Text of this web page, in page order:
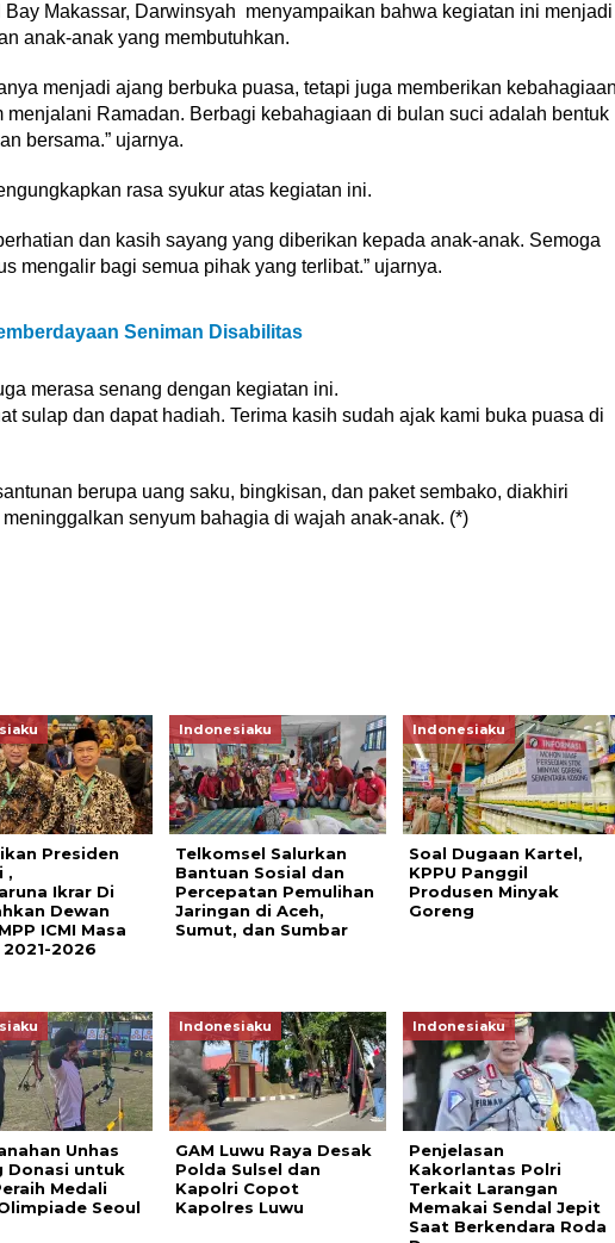
Makassar, Darwinsyah menyampaikan bahwa kegiatan ini menjadi
anak-anak yang membutuhkan.
menjadi ajang berbuka puasa, tetapi juga memberikan
Ramadan. Berbagi kebahagiaan di bulan suci adalah bentuk
bersama.” ujarnya.
rasa syukur atas kegiatan ini.
dan kasih sayang yang diberikan kepada anak-anak. Semoga
mengalir bagi semua pihak yang terlibat.” ujarnya.
Seniman Disabilitas
merasa senang dengan kegiatan ini.
sulap dan dapat hadiah. Terima kasih sudah ajak kami buka puasa di
berupa uang saku, bingkisan, dan paket sembako, diakhiri
senyum bahagia di wajah anak-anak. (*)
Presiden
,
Ikrar Di
Dewan
ICMI Masa
2026
Indonesiaku
Telkomsel Salurkan
Bantuan Sosial dan
Percepatan Pemulihan
Jaringan di Aceh,
Sumut, dan Sumbar
Indonesiaku
Soal Dugaan Kartel,
KPPU Panggil
Produsen Minyak
Goreng
Unhas
Donasi untuk
Medali
Seoul
Indonesiaku
GAM Luwu Raya Desak
Polda Sulsel dan
Kapolri Copot
Kapolres Luwu
Indonesiaku
Penjelasan
Kakorlantas Polri
Terkait Larangan
Memakai Sendal Jepit
Saat Berkendara Roda